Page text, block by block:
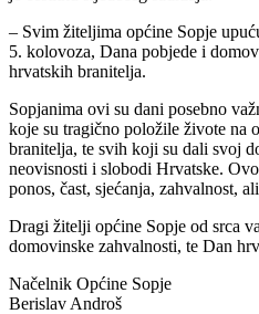
– Svim žiteljima općine Sopje
5. kolovoza, Dana pobjede i
hrvatskih branitelja.
Sopjanima ovi su dani posebno
koje su tragično položile živote na
branitelja, te svih koji su dali svoj
neovisnosti i slobodi Hrvatske.
ponos, čast, sjećanja, zahvalnost,
Dragi žitelji općine Sopje od srca
domovinske zahvalnosti, te Dan
Načelnik Općine Sopje
Berislav Androš